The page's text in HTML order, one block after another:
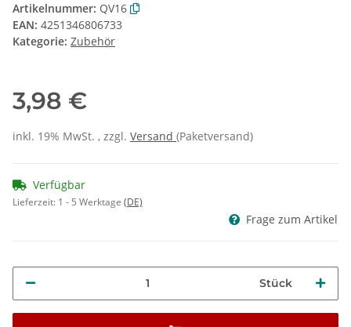
Artikelnummer: QV16
EAN: 4251346806733
Kategorie: Zubehör
3,98 €
inkl. 19% MwSt. , zzgl. Versand (Paketversand)
Verfügbar
Lieferzeit: 1 - 5 Werktage (DE)
Frage zum Artikel
Stück